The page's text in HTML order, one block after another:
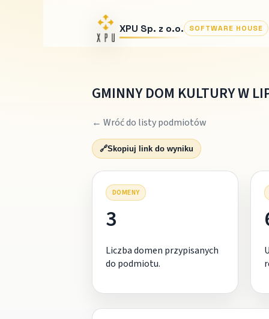
XPU Sp. z o.o. SOFTWARE HOUSE
GMINNY DOM KULTURY W
← Wróć do listy podmiotów
🔗Skopiuj link do wyniku
DOMENY
3
Liczba domen przypisanych
do podmiotu.